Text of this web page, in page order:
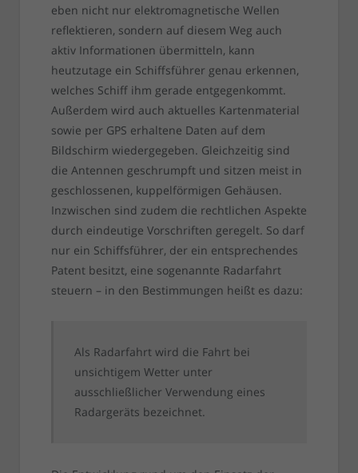
eben nicht nur elektromagnetische Wellen
reflektieren, sondern auf diesem Weg auch
aktiv Informationen übermitteln, kann
heutzutage ein Schiffsführer genau erkennen,
welches Schiff ihm gerade entgegenkommt.
Außerdem wird auch aktuelles Kartenmaterial
sowie per GPS erhaltene Daten auf dem
Bildschirm wiedergegeben. Gleichzeitig sind
die Antennen geschrumpft und sitzen meist in
geschlossenen, kuppelförmigen Gehäusen.
Inzwischen sind zudem die rechtlichen Aspekte
durch eindeutige Vorschriften geregelt. So darf
nur ein Schiffsführer, der ein entsprechendes
Patent besitzt, eine sogenannte Radarfahrt
steuern – in den Bestimmungen heißt es dazu:
Als Radarfahrt wird die Fahrt bei
unsichtigem Wetter unter
ausschließlicher Verwendung eines
Radargeräts bezeichnet.